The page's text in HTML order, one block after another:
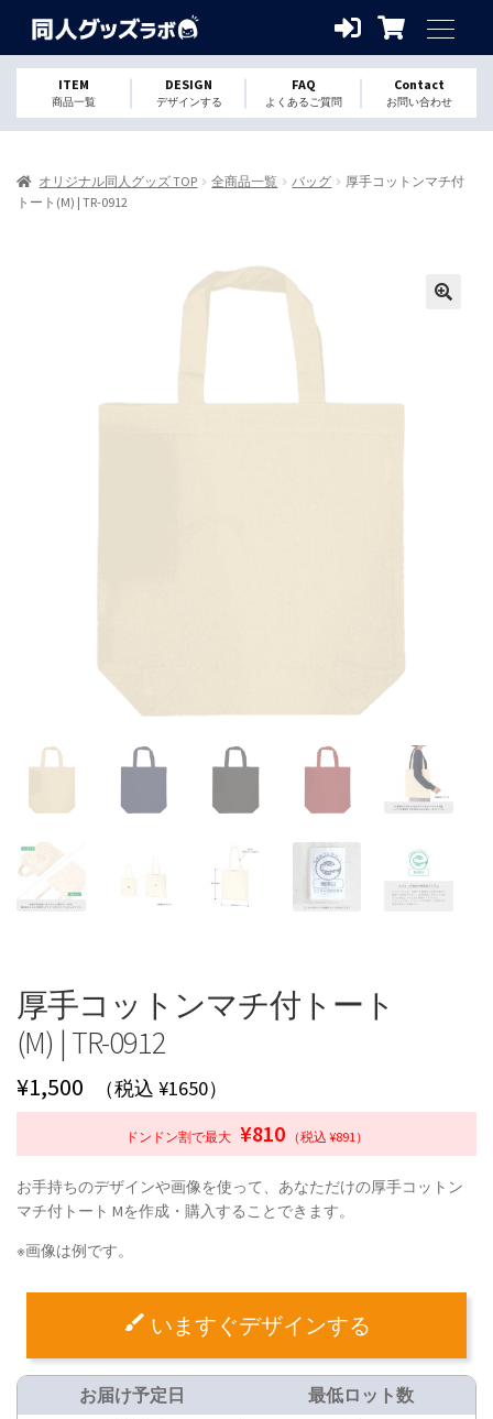
ITEM
商品一覧
DESIGN
デザインする
FAQ
よくあるご質問
Contact
お問い合わせ
オリジナル同人グッズ TOP 全商品一覧 バッグ
厚手コットンマチ付
トート(M) | TR-0912
厚手コットンマチ付トート
(M) | TR-0912
¥1,500 （税込 ¥1650）
ドンドン割で最大 ¥810 （税込 ¥891）
お手持ちのデザインや画像を使って、あなただけの厚手コットン
マチ付トート Mを作成・購入することできます。
※画像は例です。
いますぐデザインする
お届け予定日
最低ロット数